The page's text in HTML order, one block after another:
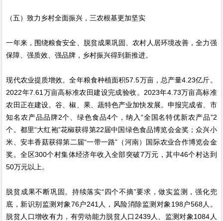
（五）致力乡村全面振兴，三农根基更加坚实
一年来，围绕粮食安全、脱贫成果巩固、农村人居环境改善，全力强
保障、强质效、强品牌，乡村振兴得到新推进。
现代农业提质增效。全年粮食种植面积57.5万亩，总产量4.23亿斤。
2022年7.61万亩高标准农田建设完成验收。2023年4.73万亩高标准
农田正在建设。谷、椒、果、蔬特色产业加快发展。申报完成省、市
知名农产品品牌2个、绿色食品4个，纳入“全国名特优新农产品”2
个。都里“大红袍”花椒获得第22届中国绿色食品博览会金奖；众兴小
米、安丰香菇获得第二届“一带一路”（河南）国际农业合作博览会金
奖。全区300个村集体经济年收入全部突破7万元，其中46个村达到
50万元以上。
脱贫成果不断巩固。持续落实“四个不摘”要求，做实监测，强化兜
底，新识别监测对象76户241人，风险消除监测对象198户568人。
脱贫人口增收有力，有劳动能力脱贫人口2439人、监测对象1084人